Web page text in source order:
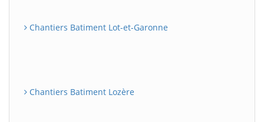
Chantiers Batiment Lot-et-Garonne
Chantiers Batiment Lozère